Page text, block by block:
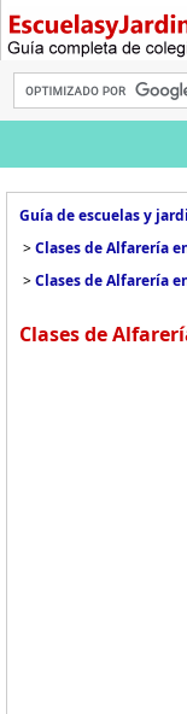
Guía de escuelas y
>Clases de Alfarería
>Clases de Alfarería
Clases de